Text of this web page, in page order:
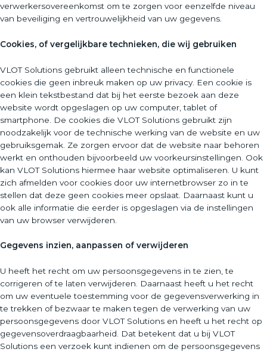
verwerkersovereenkomst om te zorgen voor eenzelfde niveau
van beveiliging en vertrouwelijkheid van uw gegevens.
Cookies, of vergelijkbare technieken, die wij gebruiken
VLOT Solutions gebruikt alleen technische en functionele
cookies die geen inbreuk maken op uw privacy. Een cookie is
een klein tekstbestand dat bij het eerste bezoek aan deze
website wordt opgeslagen op uw computer, tablet of
smartphone. De cookies die VLOT Solutions gebruikt zijn
noodzakelijk voor de technische werking van de website en uw
gebruiksgemak. Ze zorgen ervoor dat de website naar behoren
werkt en onthouden bijvoorbeeld uw voorkeursinstellingen. Ook
kan VLOT Solutions hiermee haar website optimaliseren. U kunt
zich afmelden voor cookies door uw internetbrowser zo in te
stellen dat deze geen cookies meer opslaat. Daarnaast kunt u
ook alle informatie die eerder is opgeslagen via de instellingen
van uw browser verwijderen.
Gegevens inzien, aanpassen of verwijderen
U heeft het recht om uw persoonsgegevens in te zien, te
corrigeren of te laten verwijderen. Daarnaast heeft u het recht
om uw eventuele toestemming voor de gegevensverwerking in
te trekken of bezwaar te maken tegen de verwerking van uw
persoonsgegevens door VLOT Solutions en heeft u het recht op
gegevensoverdraagbaarheid. Dat betekent dat u bij VLOT
Solutions een verzoek kunt indienen om de persoonsgegevens